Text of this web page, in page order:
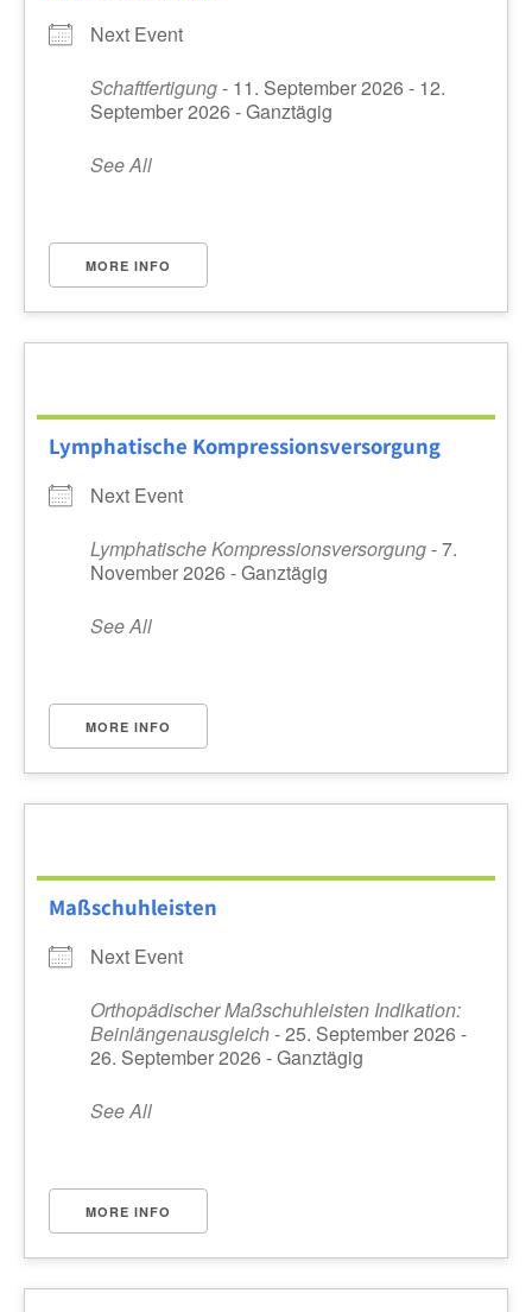
Next Event
Schaftfertigung- 11. September 2026 - 12.
September 2026 - Ganztägig
See All
MORE INFO
Lymphatische Kompressionsversorgung
Next Event
Lymphatische Kompressionsversorgung- 7.
November 2026 - Ganztägig
See All
MORE INFO
Maßschuhleisten
Next Event
Orthopädischer Maßschuhleisten Indikation:
Beinlängenausgleich- 25. September 2026 -
26. September 2026 - Ganztägig
See All
MORE INFO